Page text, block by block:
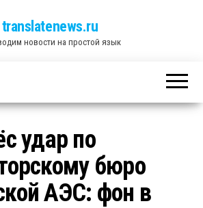
translatenews.ru
новости на простой язык
удар по
бюро
АЭС: фон в